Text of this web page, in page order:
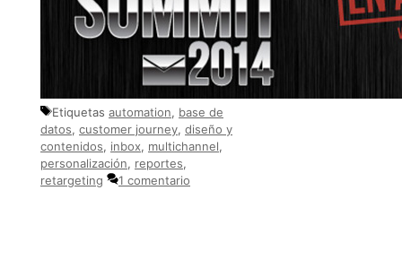
Etiquetas automation, base de
datos, customer journey, diseño y
contenidos, inbox, multichannel,
personalización, reportes,
retargeting
1 comentario